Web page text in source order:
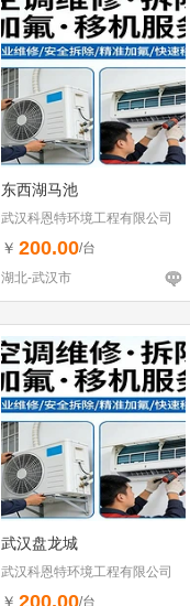
东西湖马池
武汉科恩特环境工程有限公司
￥ 200.00/台
湖北-武汉市
武汉盘龙城
武汉科恩特环境工程有限公司
￥ 200.00/台